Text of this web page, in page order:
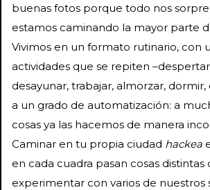
buenas fotos porque todo nos
estamos caminando la mayor parte
Vivimos en un formato rutinario, con
actividades que se repiten
desayunar, trabajar, almorzar,
a un grado de automatización: a
cosas ya las hacemos de manera
Caminar en tu propia ciudad hackea
en cada cuadra pasan cosas
experimentar con varios de nuestros